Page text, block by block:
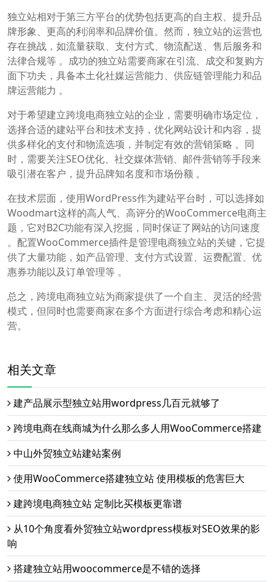
独立站相对于第三方平台的优势包括更高的自主权、提升品
牌形象、更高的利润率和品牌价值。然而，独立站的运营也
存在挑战，如流量获取、支付方式、物流配送、售后服务和
法律合规等 。成功的独立站需要商家在引流、成交和复购方
面下功夫，具备本土化社媒运营能力、供应链管理能力和品
牌运营能力 。
对于希望建立跨境电商独立站的企业，需要明确市场定位，
选择合适的建站平台和技术支持，优化网站设计和内容，提
供多样化的支付和物流选项，并制定有效的营销策略 。同
时，需要关注SEO优化、社交媒体营销、邮件营销等手段来
吸引潜在客户，提升品牌知名度和市场份额 。
在技术层面，使用WordPress作为建站平台时，可以选择如
Woodmart这样的高人气、高评分的WooCommerce电商主
题，它对B2C功能有深入挖掘，同时保证了网站的访问速度
。配置WooCommerce插件是管理电商独立站的关键，它提
供了大量功能，如产品管理、支付方式设置、运费配置、优
惠券功能以及订单管理等 。
总之，跨境电商独立站为商家提供了一个自主、灵活的经营
模式，但同时也需要商家在多个方面进行综合考虑和精心运
营。
相关文章
建产品展示型独立站用wordpress几百元就够了
跨境电商在线商城为什么那么多人用WooCommerce搭建
中山外贸独立站建站案例
使用WooCommerce搭建独立站 使用模板的危害巨大
建跨境电商独立站 定制比买模板更靠谱
从10个角度看外贸独立站wordpress模板对SEO效果的影
响
搭建独立站用woocommerce是不错的选择